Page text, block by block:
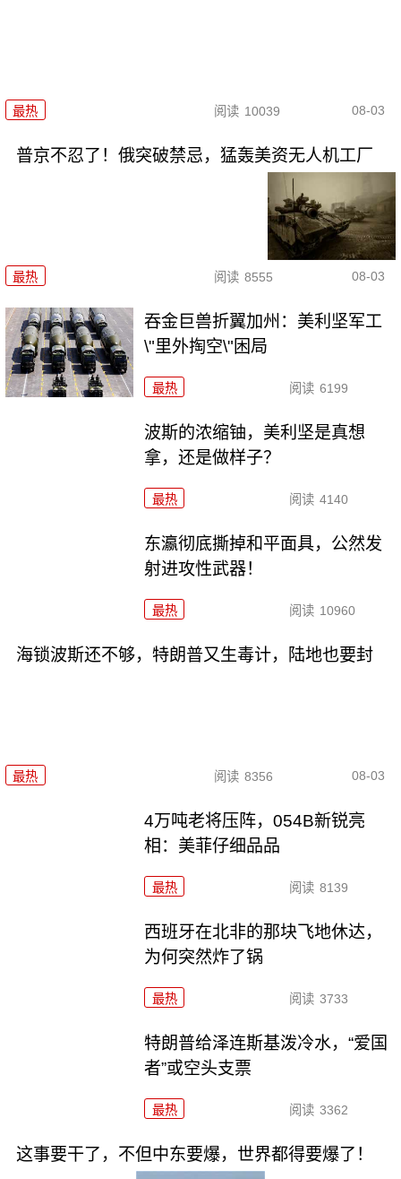
最热 阅读 10039 08-03
普京不忍了！俄突破禁忌，猛轰美资无人机工厂
最热 阅读 8555 08-03
吞金巨兽折翼加州：美利坚军工
\"里外掏空\"困局
最热 阅读 6199
波斯的浓缩铀，美利坚是真想
拿，还是做样子？
最热 阅读 4140
东瀛彻底撕掉和平面具，公然发
射进攻性武器！
最热 阅读 10960
海锁波斯还不够，特朗普又生毒计，陆地也要封
最热 阅读 8356 08-03
4万吨老将压阵，054B新锐亮
相：美菲仔细品品
最热 阅读 8139
西班牙在北非的那块飞地休达，
为何突然炸了锅
最热 阅读 3733
特朗普给泽连斯基泼冷水，“爱国
者”或空头支票
最热 阅读 3362
这事要干了，不但中东要爆，世界都得要爆了！